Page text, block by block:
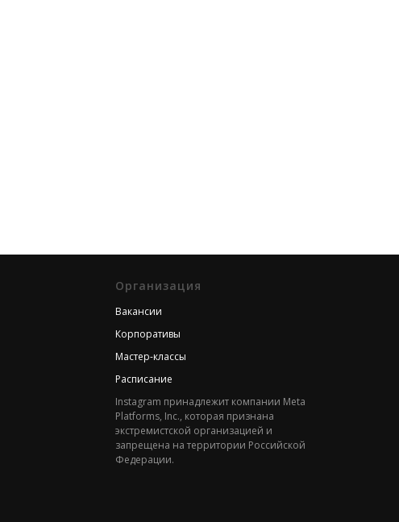
Организация
Вакансии
Корпоративы
Мастер-классы
Расписание
Instagram принадлежит компании Meta
Platforms, Inc., которая признана
экстремистской организацией и
запрещена на территории Российской
Федерации.